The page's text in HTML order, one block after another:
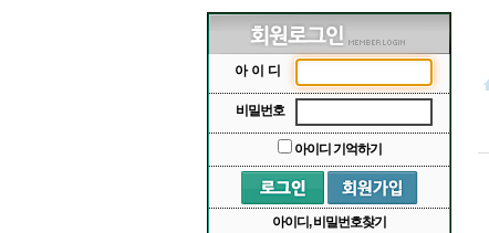
아이디
비밀번호
아이디 기억하기
아이디, 비밀번호찾기